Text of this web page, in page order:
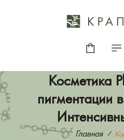
Косметика
пигментации
Главная